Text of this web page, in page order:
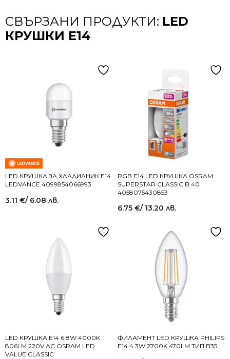
СВЪРЗАНИ ПРОДУКТИ: LED
КРУШКИ E14
LED КРУШКА ЗА ХЛАДИЛНИК Е14
LEDVANCE 4099854066993
3.11 €/ 6.08 лв.
RGB Е14 LED КРУШКА OSRAM
SUPERSTAR CLASSIC B 40
4058075430853
6.75 €/ 13.20 лв.
LED КРУШКА E14 6.8W 4000K
806LM 220V AC OSRAM LED
VALUE CLASSIC
ФИЛАМЕНТ LED КРУШКА PHILIPS
E14 4.3W 2700K 470LM ТИП B35